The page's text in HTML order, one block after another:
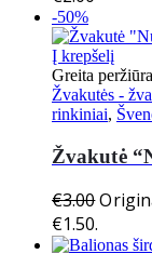
-50%
Į krepšelį
Greita peržiūra
Žvakutės -
rinkiniai,
Žvakutė
€3.00
€1.50.